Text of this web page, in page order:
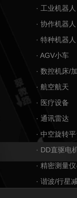
· 工业机器人
· 协作机器人
· 特种机器人
· AGV小车
· 数控机床/
· 航空航天
· 医疗设备
· 通讯雷达
· 中空旋转
· DD直驱电
· 精密测量
· 谐波/行星